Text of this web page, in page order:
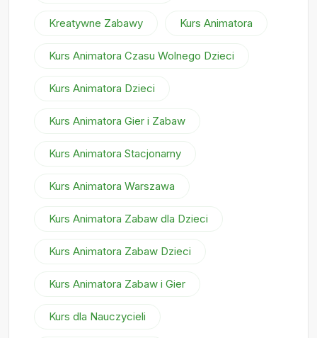
Kreatywne Zabawy Kurs Animatora
Kurs Animatora Czasu Wolnego Dzieci
Kurs Animatora Dzieci
Kurs Animatora Gier i Zabaw
Kurs Animatora Stacjonarny
Kurs Animatora Warszawa
Kurs Animatora Zabaw dla Dzieci
Kurs Animatora Zabaw Dzieci
Kurs Animatora Zabaw i Gier
Kurs dla Nauczycieli